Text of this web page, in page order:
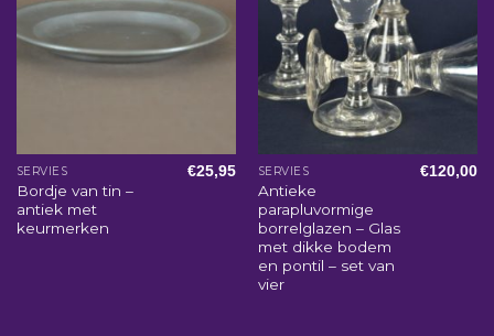
SERVIES
Bordje van tin –
antiek met
keurmerken
€25,95 SERVIES
Antieke
parapluvormige
borrelglazen – Glas
met dikke bodem
en pontil – set van
vier
€120,00